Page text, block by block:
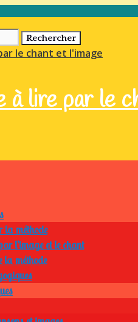
à lire par le
la méthode
l’image et le chant
la méthode